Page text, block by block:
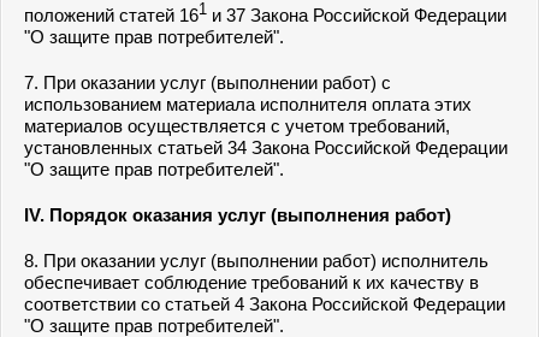
положений статей 161 и 37 Закона Российской Федерации
"О защите прав потребителей".
7. При оказании услуг (выполнении работ) с
использованием материала исполнителя оплата этих
материалов осуществляется с учетом требований,
установленных статьей 34 Закона Российской Федерации
"О защите прав потребителей".
IV. Порядок оказания услуг (выполнения работ)
8. При оказании услуг (выполнении работ) исполнитель
обеспечивает соблюдение требований к их качеству в
соответствии со статьей 4 Закона Российской Федерации
"О защите прав потребителей".